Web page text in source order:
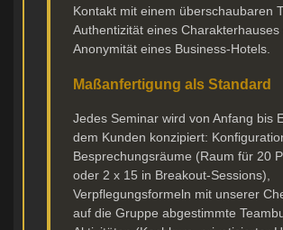
Kontakt mit einem überschaubaren
Authentizität eines
Anonymität eines Business-Hotels.
Maßanfertigung als Standard
Jedes Seminar wird von Anfang bis
dem Kunden konzipiert:
Besprechungsräume (Raum für 20
oder 2 x 15 in Breakout-Sessions),
Verpflegungsformeln mit unserer
auf die Gruppe abgestimmte